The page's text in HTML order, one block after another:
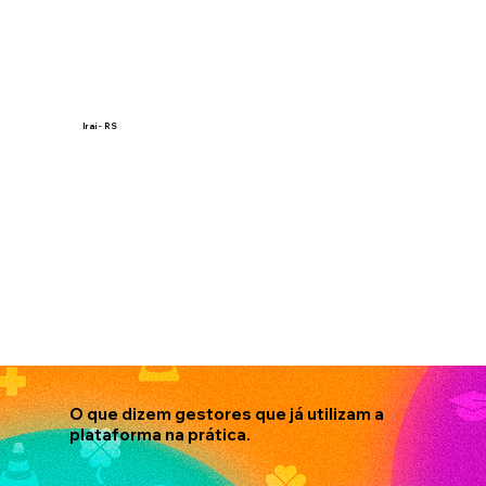
O que dizem gestores que já utilizam a
plataforma na prática.
Iraí - RS